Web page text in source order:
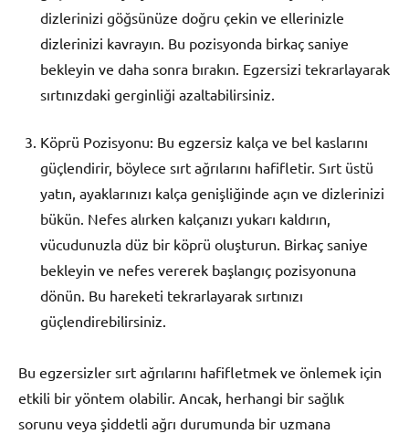
dizlerinizi göğsünüze doğru çekin ve ellerinizle
dizlerinizi kavrayın. Bu pozisyonda birkaç saniye
bekleyin ve daha sonra bırakın. Egzersizi tekrarlayarak
sırtınızdaki gerginliği azaltabilirsiniz.
Köprü Pozisyonu: Bu egzersiz kalça ve bel kaslarını
güçlendirir, böylece sırt ağrılarını hafifletir. Sırt üstü
yatın, ayaklarınızı kalça genişliğinde açın ve dizlerinizi
bükün. Nefes alırken kalçanızı yukarı kaldırın,
vücudunuzla düz bir köprü oluşturun. Birkaç saniye
bekleyin ve nefes vererek başlangıç pozisyonuna
dönün. Bu hareketi tekrarlayarak sırtınızı
güçlendirebilirsiniz.
Bu egzersizler sırt ağrılarını hafifletmek ve önlemek için
etkili bir yöntem olabilir. Ancak, herhangi bir sağlık
sorunu veya şiddetli ağrı durumunda bir uzmana